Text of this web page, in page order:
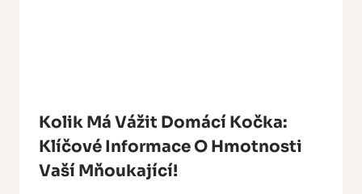
Kolik Má Vážit Domácí Kočka:
Klíčové Informace O Hmotnosti
Vaší Mňoukající!